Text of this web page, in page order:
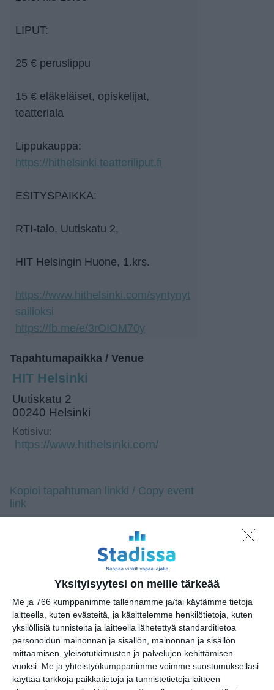
Yksityisyytesi on meille tärkeää
Me ja 766 kumppanimme tallennamme ja/tai käytämme tietoja
laitteella, kuten evästeitä, ja käsittelemme henkilötietoja, kuten
yksilöllisiä tunnisteita ja laitteella lähetettyä standarditietoa
personoidun mainonnan ja sisällön, mainonnan ja sisällön
mittaamisen, yleisötutkimusten ja palvelujen kehittämisen
vuoksi. Me ja yhteistyökumppanimme voimme suostumuksellasi
käyttää tarkkoja paikkatietoja ja tunnistetietoja laitteen
LIPUT:
25 € peruslippu
15 € eläkeläiset, opiskelijat,
teatteriala
Lippukauppa:
https://hithelsinki.teatteriliput.fi
ESITYSPAIKKA:
RTI-talo, Uutiskatu 2,
HIT Helsingin Huone, 1.krs.
https://www.hithelsinki.com/syntynyt
sailioksi
https://fb.me/e/3rOIOM70y
Tapahtumapaikka / Venue
HIT Helsinki
Uutiskatu 2
00240 Helsinki
Kotisivu:
https://www.hithelsinki.com/
Kopioi tapahtuman linkki / Copy event
link
Tilaa tapahtumavinkit sähköpostiisi
Jaa tapahtuma valitsemassasi
palvelussa / share this event on:
ShareFacebook
WhatsApp
Tumblr
X
Copy
Link
Messenger
Telegram
LinkedIn
(Translate page)
Google
Translate
Katso myös nämä 🔥